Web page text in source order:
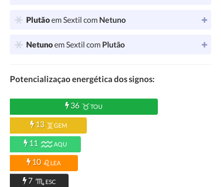
Plutãoem Sextil com Netuno
Netunoem Sextil com Plutão
Potencializaçao energética dos signos:
36 TOU
13 GEM
11 AQU
10 LEA
7 ESC